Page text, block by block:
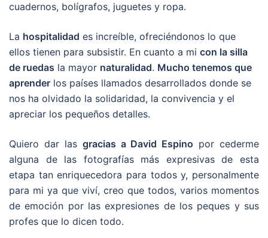
cuadernos, bolígrafos, juguetes y ropa.
La hospitalidad es increíble, ofreciéndonos lo que
ellos tienen para subsistir. En cuanto a mi con la silla
de ruedas la mayor naturalidad. Mucho tenemos que
aprender los países llamados desarrollados donde se
nos ha olvidado la solidaridad, la convivencia y el
apreciar los pequeños detalles.
Quiero dar las gracias a David Espino por cederme
alguna de las fotografías más expresivas de esta
etapa tan enriquecedora para todos y, personalmente
para mi ya que viví, creo que todos, varios momentos
de emoción por las expresiones de los peques y sus
profes que lo dicen todo.